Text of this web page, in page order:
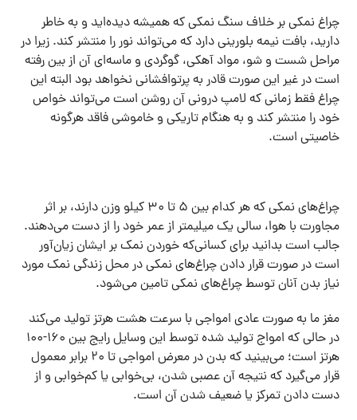
چراغ نمکی بر خلاف سنگ نمکی که همیشه دیده‌اید و به خاطر
دارید، بافت نیمه بلورینی دارد که می‌تواند نور را منتشر کند. زیرا در
مراحل شست و شو، مواد آهکی، گوگردی و ماسه‌ای آن از بین رفته
است در غیر این صورت قادر به پرتوافشانی نخواهد بود البته این
چراغ فقط زمانی که لامپ درونی آن روشن است می‌تواند خواص
خود را منتشر کند و به هنگام تاریکی و خاموشی فاقد هرگونه
خاصیتی است.
چراغ‌های نمکی که هر کدام بین ۵ تا ۳۰ کیلو وزن دارند، بر اثر
مجاورت با هوا، سالی یک میلیمتر از عمر خود را از دست می‌دهند.
جالب است بدانید برای کسانی‌که خوردن نمک بر ایشان زیان‌آور
است در صورت قرار دادن چراغ‌های نمکی در محل زندگی نمک مورد
نیاز بدن آنان توسط چراغ‌های نمکی تامین می‌شود.
مغز ما به صورت عادی امواجی با سرعت هشت هرتز تولید می‌کند
در حالی که امواج تولید شده توسط این وسایل رایج بین ۱۶۰-۱۰۰
هرتز است؛ می‌بینید که بدن در معرض امواجی تا ۲۰ برابر معمول
قرار می‌گیرد که نتیجه آن عصبی شدن، بی‌خوابی یا کم‌خوابی و از
دست دادن تمرکز یا ضعیف شدن آن است.